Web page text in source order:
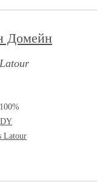
Домейн
Latour